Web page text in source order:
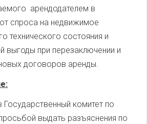
арендодателем в
спроса на недвижимое
технического состояния и
выгоды при перезаключении и
договоров аренды.
Государственный комитет по
выдать разъяснения по